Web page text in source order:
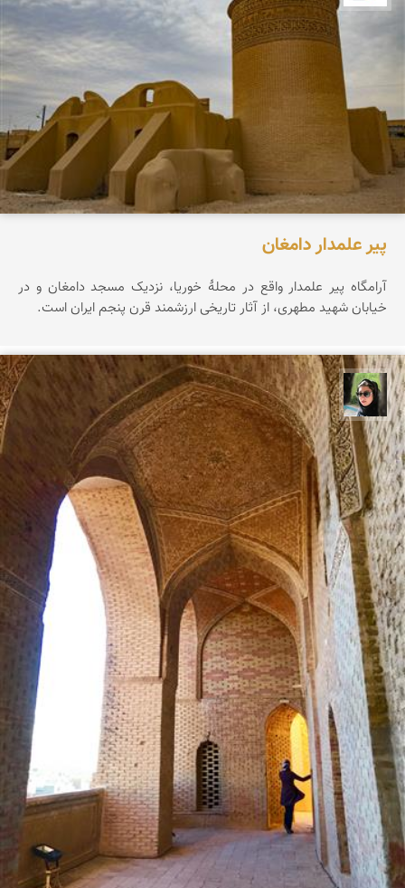
پیر علمدار دامغان
آرامگاه پیر علمدار واقع در محلۀ خوریا، نزدیک مسجد دامغان و در
خیابان شهید مطهری، از آثار تاریخی ارزشمند قرن پنجم ایران است.
سپیده اصلان